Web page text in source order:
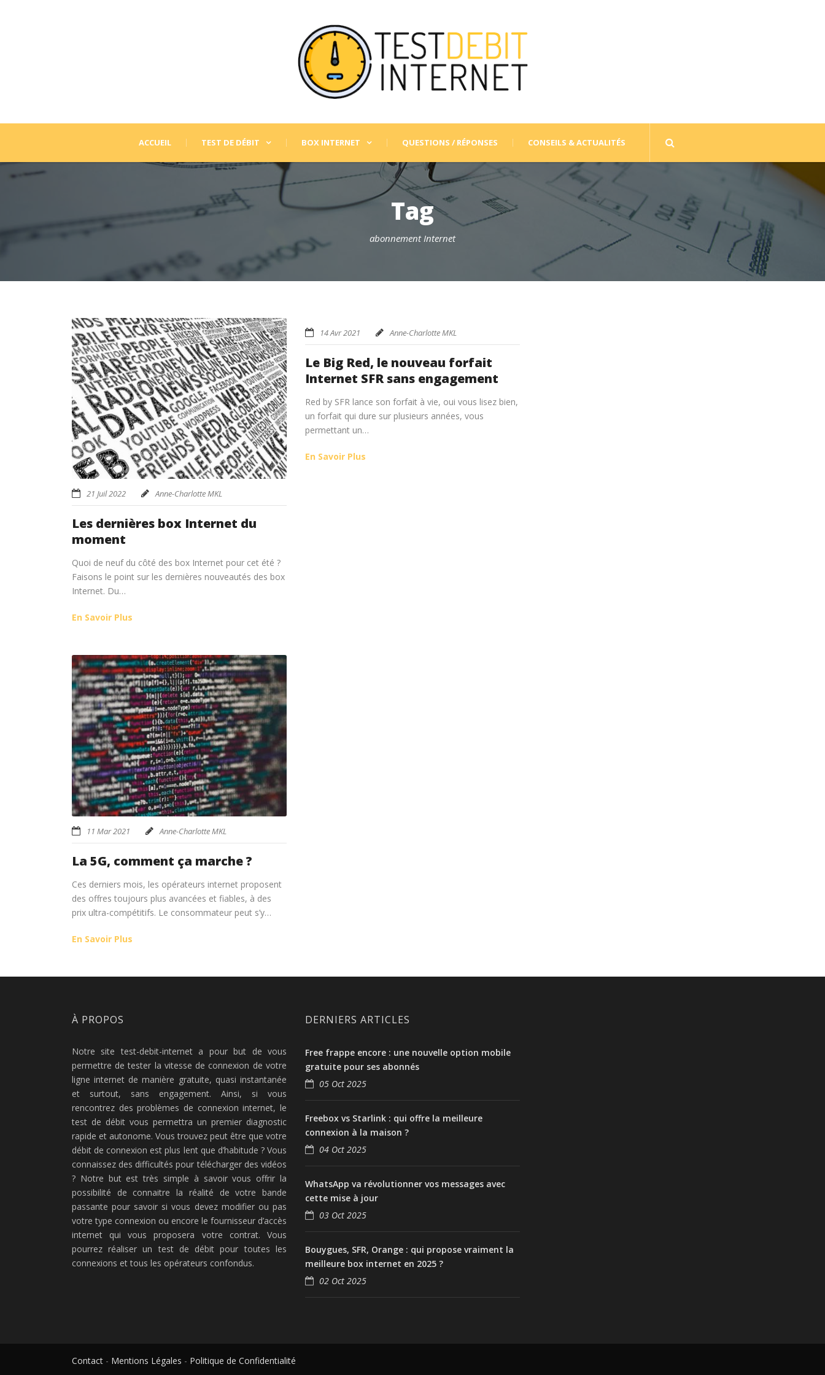
ACCUEIL TEST DE DÉBIT BOX INTERNET QUESTIONS / RÉPONSES CONSEILS & ACTUALITÉS
Tag
abonnement Internet
21 Juil 2022 Anne-Charlotte MKL
Les dernières box Internet du
moment
Quoi de neuf du côté des box Internet pour cet été ?
Faisons le point sur les dernières nouveautés des box
Internet. Du…
En Savoir Plus
14 Avr 2021 Anne-Charlotte MKL
Le Big Red, le nouveau forfait
Internet SFR sans engagement
Red by SFR lance son forfait à vie, oui vous lisez bien,
un forfait qui dure sur plusieurs années, vous
permettant un…
En Savoir Plus
11 Mar 2021 Anne-Charlotte MKL
La 5G, comment ça marche ?
Ces derniers mois, les opérateurs internet proposent
des offres toujours plus avancées et fiables, à des
prix ultra-compétitifs. Le consommateur peut s’y…
En Savoir Plus
À PROPOS
Notre site test-debit-internet a pour but de vous
permettre de tester la vitesse de connexion de votre
ligne internet de manière gratuite, quasi instantanée
et surtout, sans engagement. Ainsi, si vous
rencontrez des problèmes de connexion internet, le
test de débit vous permettra un premier diagnostic
rapide et autonome. Vous trouvez peut être que votre
débit de connexion est plus lent que d’habitude ? Vous
connaissez des difficultés pour télécharger des vidéos
? Notre but est très simple à savoir vous offrir la
possibilité de connaitre la réalité de votre bande
passante pour savoir si vous devez modifier ou pas
votre type connexion ou encore le fournisseur d’accès
internet qui vous proposera votre contrat. Vous
pourrez réaliser un test de débit pour toutes les
connexions et tous les opérateurs confondus.
DERNIERS ARTICLES
Free frappe encore : une nouvelle option mobile
gratuite pour ses abonnés
05 Oct 2025
Freebox vs Starlink : qui offre la meilleure
connexion à la maison ?
04 Oct 2025
WhatsApp va révolutionner vos messages avec
cette mise à jour
03 Oct 2025
Bouygues, SFR, Orange : qui propose vraiment la
meilleure box internet en 2025 ?
02 Oct 2025
Contact - Mentions Légales - Politique de Confidentialité